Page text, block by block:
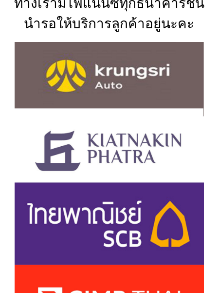
นำรอให้บริการลูกค้าอยู่นะคะ